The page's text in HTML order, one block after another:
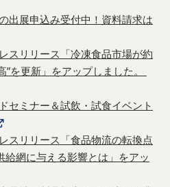
出展申込み受付中！資料請求は
スリリース「冷凍食品市場が約
を更新」をアップしました。
セミナー＆試飲・試食イベント
スリリース「食品物流の転換点
網に与える影響とは」をアッ